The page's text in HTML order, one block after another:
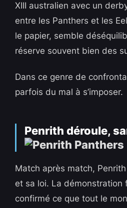
XIII australien avec un
entre les Panthers et les
le papier, semble
réserve souvent bien des
Dans ce genre de
parfois du mal à s’imposer.
Penrith déroule,
Match après match,
et sa loi. La démonstration
confirmé ce que tout le